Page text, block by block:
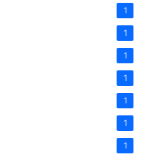
1
1
1
1
1
1
1